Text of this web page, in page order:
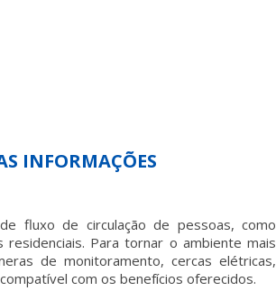
INFORMAÇÕES
fluxo de circulação de pessoas, como
Para tornar o ambiente mais
de monitoramento, cercas elétricas,
compatível com os benefícios oferecidos.